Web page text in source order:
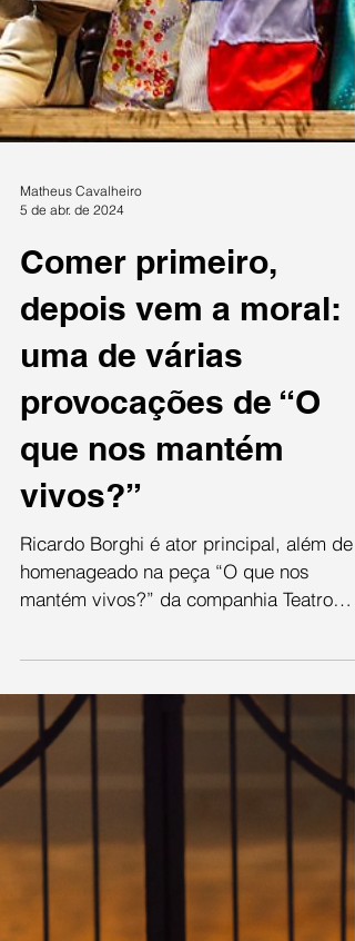
Matheus Cavalheiro
5 de abr. de 2024
Comer primeiro,
depois vem a moral:
uma de várias
provocações de “O
que nos mantém
vivos?”
homenageado na peça “O que nos
Promíscuo. O espetáculo foi...